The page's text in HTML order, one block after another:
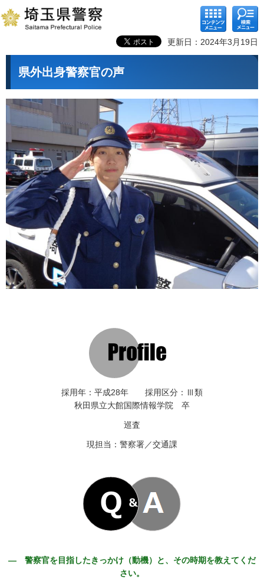
コンテ
ンツメ
ニュー
検索メ
ニュー
更新日：2024年3月19日
県外出身警察官の声
採用年：平成28年 採用区分：Ⅲ類
秋田県立大館国際情報学院 卒
巡査
現担当：警察署／交通課
― 警察官を目指したきっかけ（動機）と、その時期を教えてくだ
さい。